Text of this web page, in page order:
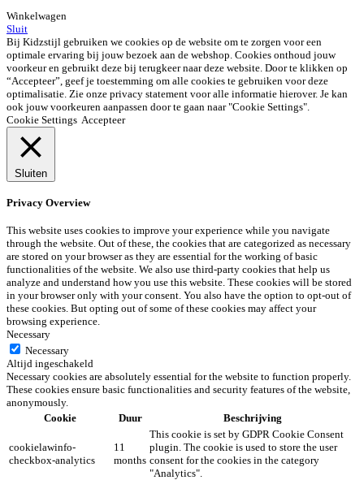
Winkelwagen
Sluit
Bij Kidzstijl gebruiken we cookies op de website om te zorgen voor een
optimale ervaring bij jouw bezoek aan de webshop. Cookies onthoud jouw
voorkeur en gebruikt deze bij terugkeer naar deze website. Door te klikken op
“Accepteer”, geef je toestemming om alle cookies te gebruiken voor deze
optimalisatie. Zie onze privacy statement voor alle informatie hierover. Je kan
ook jouw voorkeuren aanpassen door te gaan naar "Cookie Settings".
Cookie Settings Accepteer
Sluiten
Privacy Overview
This website uses cookies to improve your experience while you navigate
through the website. Out of these, the cookies that are categorized as necessary
are stored on your browser as they are essential for the working of basic
functionalities of the website. We also use third-party cookies that help us
analyze and understand how you use this website. These cookies will be stored
in your browser only with your consent. You also have the option to opt-out of
these cookies. But opting out of some of these cookies may affect your
browsing experience.
Necessary
Necessary
Altijd ingeschakeld
Necessary cookies are absolutely essential for the website to function properly.
These cookies ensure basic functionalities and security features of the website,
anonymously.
Cookie
Duur Beschrijving
cookielawinfo-
checkbox-analytics
11
months
This cookie is set by GDPR Cookie Consent
plugin. The cookie is used to store the user
consent for the cookies in the category
"Analytics".